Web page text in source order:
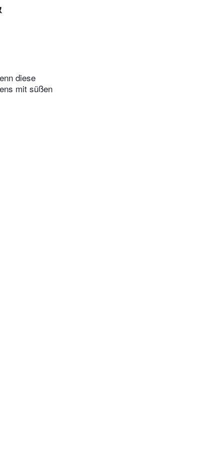
diese
mit süßen